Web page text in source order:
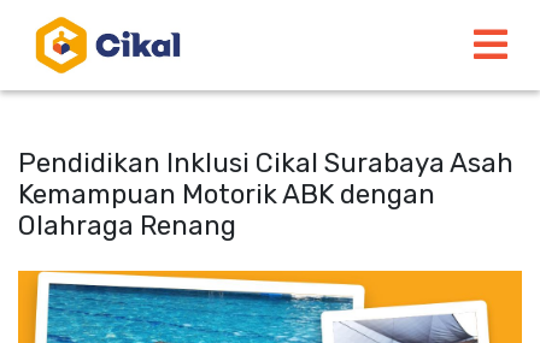
Pendidikan Inklusi Cikal Surabaya Asah
Kemampuan Motorik ABK dengan
Olahraga Renang